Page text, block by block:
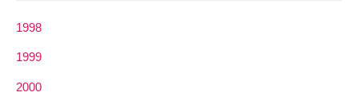
1998
1999
2000